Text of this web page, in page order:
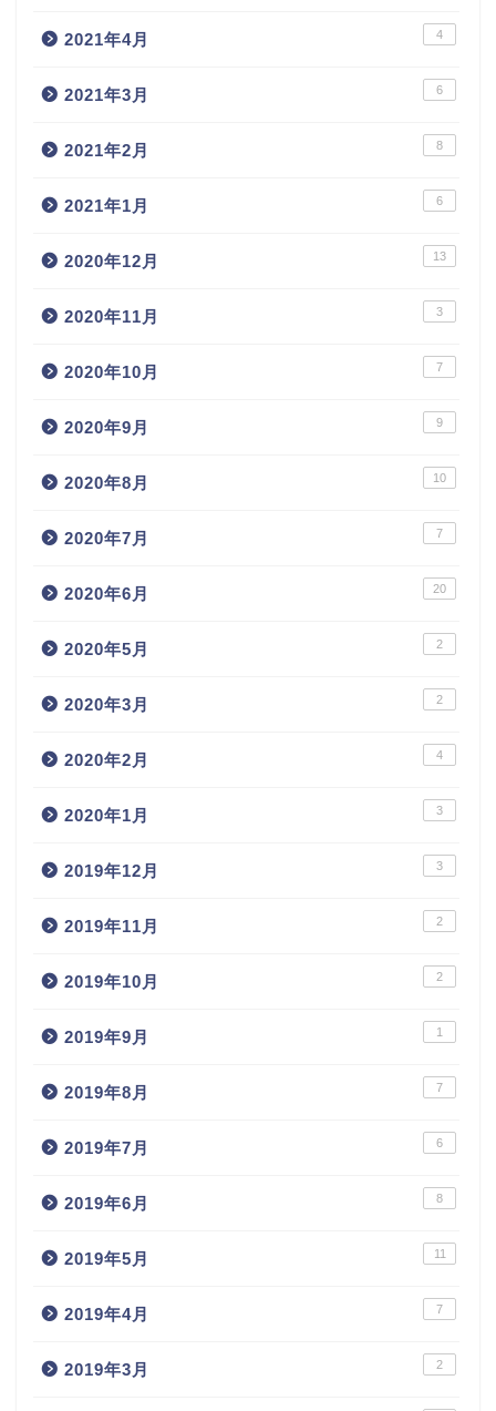
2021年4月 4
2021年3月 6
2021年2月 8
2021年1月 6
2020年12月 13
2020年11月 3
2020年10月 7
2020年9月 9
2020年8月 10
2020年7月 7
2020年6月 20
2020年5月 2
2020年3月 2
2020年2月 4
2020年1月 3
2019年12月 3
2019年11月 2
2019年10月 2
2019年9月 1
2019年8月 7
2019年7月 6
2019年6月 8
2019年5月 11
2019年4月 7
2019年3月 2